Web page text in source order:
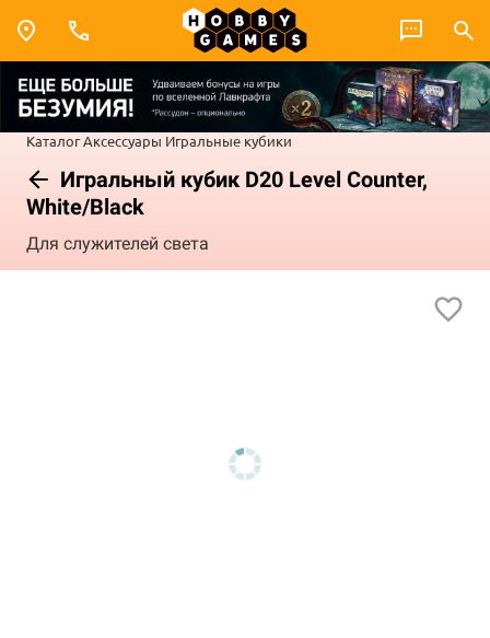
КаталогАксессуары Игральные кубики
Игральный кубик D20 Level Counter,
White/Black
Для служителей света